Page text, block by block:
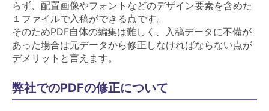
らず、配置画像やフォントなどのデザイン要素を含めた
１ファイルで入稿ができる点です。
そのためPDF自体の編集は難しく、入稿データに不備が
あった場合は元データから修正しなければならない点が
デメリットと言えます。
弊社でのPDFの修正について